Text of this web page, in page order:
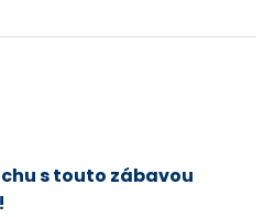
s touto zábavou